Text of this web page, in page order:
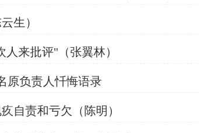
生）
来批评"（张翼林）
原负责人忏悔语录
自责和亏欠（陈明）